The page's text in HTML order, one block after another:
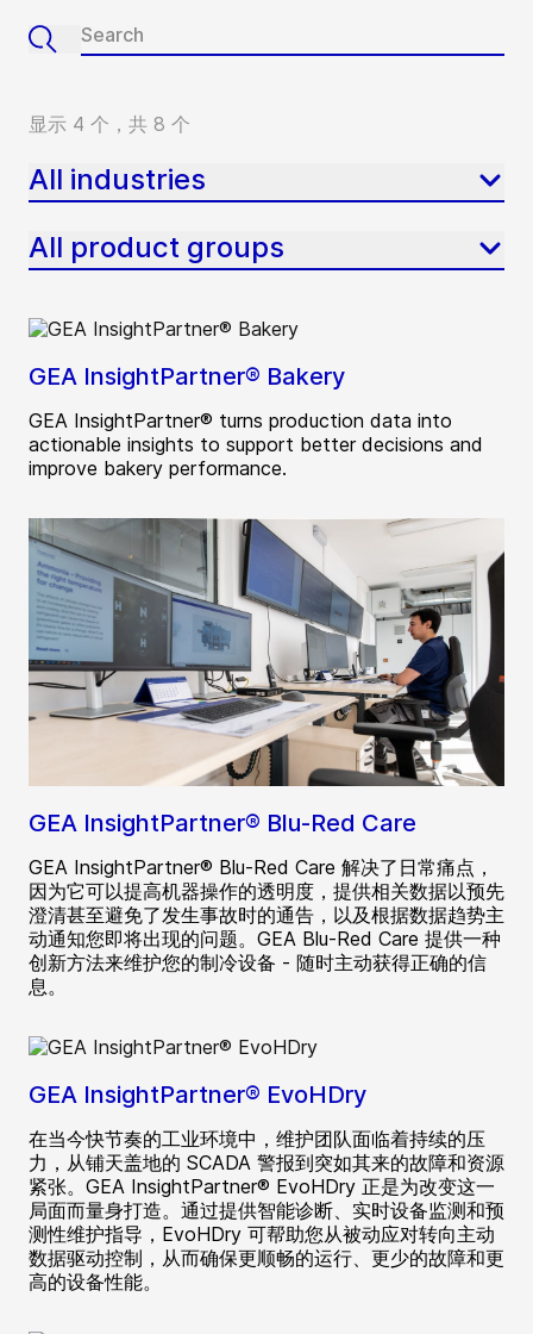
显示 4 个，共 8 个
All industries
All product groups
GEA InsightPartner® Bakery
GEA InsightPartner® turns production data into
actionable insights to support better decisions and
improve bakery performance.
GEA InsightPartner® Blu-Red Care
GEA InsightPartner® Blu-Red Care 解决了日常痛点，
因为它可以提高机器操作的透明度，提供相关数据以预先
澄清甚至避免了发生事故时的通告，以及根据数据趋势主
动通知您即将出现的问题。GEA Blu-Red Care 提供一种
创新方法来维护您的制冷设备 - 随时主动获得正确的信
息。
GEA InsightPartner® EvoHDry
在当今快节奏的工业环境中，维护团队面临着持续的压
力，从铺天盖地的 SCADA 警报到突如其来的故障和资源
紧张。GEA InsightPartner® EvoHDry 正是为改变这一
局面而量身打造。通过提供智能诊断、实时设备监测和预
测性维护指导，EvoHDry 可帮助您从被动应对转向主动
数据驱动控制，从而确保更顺畅的运行、更少的故障和更
高的设备性能。